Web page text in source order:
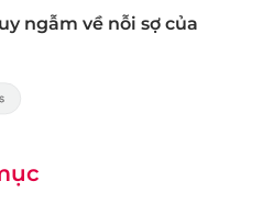
ngẫm về nỗi sợ của